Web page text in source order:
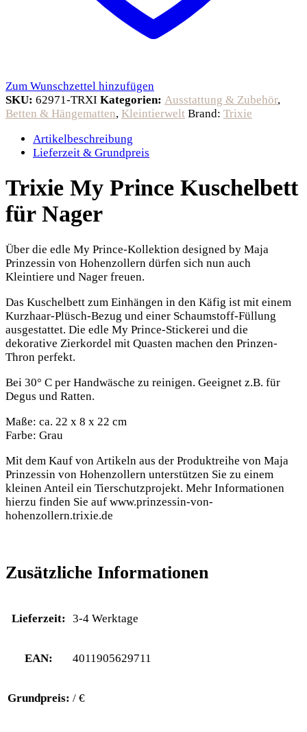
Zum Wunschzettel hinzufügen
SKU: 62971-TRXI Kategorien: Ausstattung & Zubehör,
Betten & Hängematten, Kleintierwelt Brand: Trixie
Artikelbeschreibung
Lieferzeit & Grundpreis
Trixie My Prince Kuschelbett
für Nager
Über die edle My Prince-Kollektion designed by Maja
Prinzessin von Hohenzollern dürfen sich nun auch
Kleintiere und Nager freuen.
Das Kuschelbett zum Einhängen in den Käfig ist mit einem
Kurzhaar-Plüsch-Bezug und einer Schaumstoff-Füllung
ausgestattet. Die edle My Prince-Stickerei und die
dekorative Zierkordel mit Quasten machen den Prinzen-
Thron perfekt.
Bei 30° C per Handwäsche zu reinigen. Geeignet z.B. für
Degus und Ratten.
Maße: ca. 22 x 8 x 22 cm
Farbe: Grau
Mit dem Kauf von Artikeln aus der Produktreihe von Maja
Prinzessin von Hohenzollern unterstützen Sie zu einem
kleinen Anteil ein Tierschutzprojekt. Mehr Informationen
hierzu finden Sie auf www.prinzessin-von-
hohenzollern.trixie.de
Zusätzliche Informationen
Lieferzeit: 3-4 Werktage
EAN: 4011905629711
Grundpreis: / €